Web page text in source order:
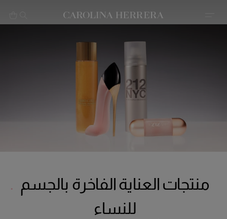
بيان إمكانية الوصول (الرابط)
منتجات العناية الفاخرة بالجسم
للنساء